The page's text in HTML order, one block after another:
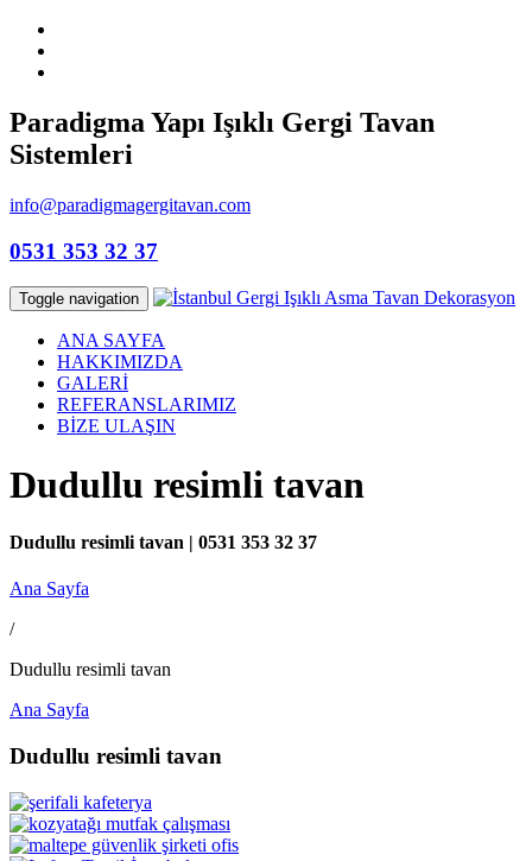
Paradigma Yapı Işıklı Gergi Tavan
Sistemleri
info@paradigmagergitavan.com
0531 353 32 37
Toggle navigation
ANA SAYFA
HAKKIMIZDA
GALERİ
REFERANSLARIMIZ
BİZE ULAŞIN
Dudullu resimli tavan
Dudullu resimli tavan | 0531 353 32 37
Ana Sayfa
/
Dudullu resimli tavan
Ana Sayfa
Dudullu resimli tavan